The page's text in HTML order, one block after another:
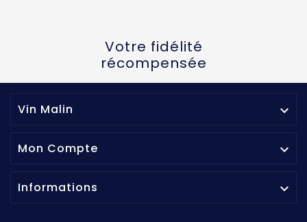
Votre fidélité
récompensée
Vin Malin 
Mon Compte 
Informations 